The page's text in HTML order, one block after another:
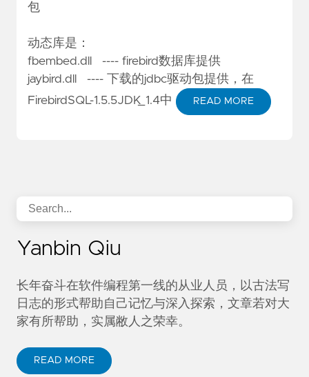
包
动态库是：
fbembed.dll ---- firebird数据库提供
jaybird.dll ---- 下载的jdbc驱动包提供，在
FirebirdSQL-1.5.5JDK_1.4中
READ MORE
Yanbin Qiu
长年奋斗在软件编程第一线的从业人员，以古法写
日志的形式帮助自己记忆与深入探索，文章若对大
家有所帮助，实属敝人之荣幸。
READ MORE